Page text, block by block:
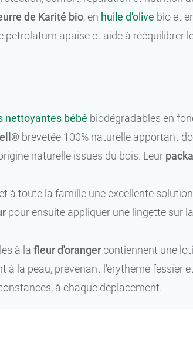
de Karité bio, en huile d'olive bio et
petrolatum apaise et aide à rééquilibrer
nettoyantes bébé biodégradables en
brevetée 100% naturelle apportant
naturelle issues du bois. Leur
à toute la famille une excellente
pour ensuite appliquer une lingette sur
à la fleur d'orangercontiennent une
à la peau, prévenant l'érythème fessier
à chaque déplacement.